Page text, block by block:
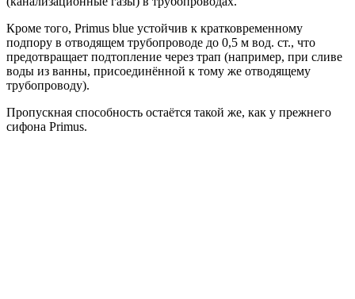
Кроме того, Primus blue устойчив к кратковременному
подпору в отводящем трубопроводе до 0,5 м вод. ст., что
предотвращает подтопление через трап (например, при сливе
воды из ванны, присоединённой к тому же отводящему
трубопроводу).
Пропускная способность остаётся такой же, как у прежнего
сифона Primus.